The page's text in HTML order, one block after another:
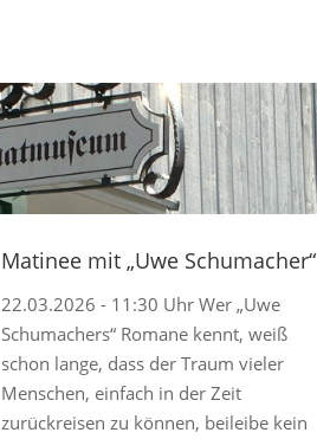
Matinee mit „Uwe Schumacher“
22.03.2026 - 11:30 Uhr Wer „Uwe
Schumachers“ Romane kennt, weiß
schon lange, dass der Traum vieler
Menschen, einfach in der Zeit
zurückreisen zu können, beileibe kein